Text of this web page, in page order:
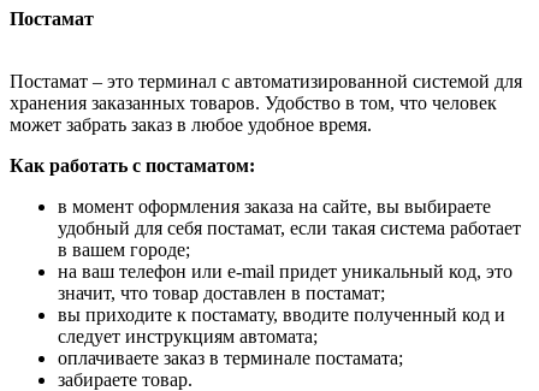
Постамат
Постамат – это терминал с автоматизированной системой для
хранения заказанных товаров. Удобство в том, что человек
может забрать заказ в любое удобное время.
Как работать с постаматом:
в момент оформления заказа на сайте, вы выбираете
удобный для себя постамат, если такая система работает
в вашем городе;
на ваш телефон или e-mail придет уникальный код, это
значит, что товар доставлен в постамат;
вы приходите к постамату, вводите полученный код и
следует инструкциям автомата;
оплачиваете заказ в терминале постамата;
забираете товар.